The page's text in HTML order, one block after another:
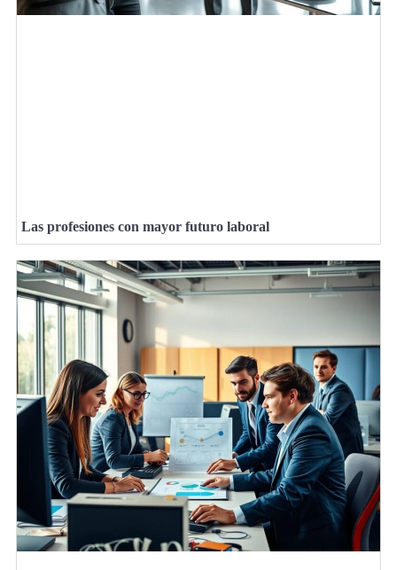
Las profesiones con mayor futuro laboral